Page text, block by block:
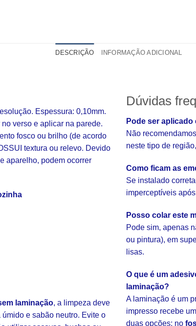
DESCRIÇÃO INFORMAÇÃO ADICIONAL
Espessura: 0,10mm.
verso e aplicar na parede.
fosco ou brilho (de acordo
textura ou relevo. Devido
aparelho, podem ocorrer
laminação, a limpeza deve
e sabão neutro. Evite o
Dúvidas
Pode ser
Não
neste tipo de
Como ficam as
Se instalado
imperceptíveis
Posso colar este
Pode sim, apenas
ou pintura), em
lisas.
O que é um
laminação?
A laminação é um
impresso recebe
duas opções: no